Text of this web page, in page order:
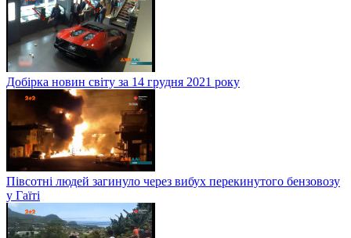
Добірка новин світу за 14 грудня 2021 року
Півсотні людей загинуло через вибух перекинутого бензовозу
у Гаїті